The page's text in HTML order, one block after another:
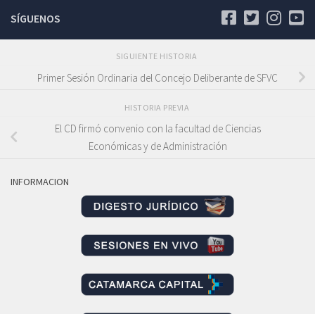
SÍGUENOS
SIGUIENTE HISTORIA
Primer Sesión Ordinaria del Concejo Deliberante de SFVC
HISTORIA PREVIA
El CD firmó convenio con la facultad de Ciencias
Económicas y de Administración
INFORMACION